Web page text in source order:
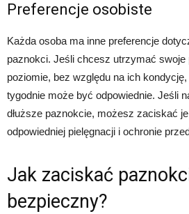
Preferencje osobiste
Każda osoba ma inne preferencje
paznokci. Jeśli chcesz utrzymać swoje
poziomie, bez względu na ich
tygodnie może być odpowiednie. Jeśli
dłuższe paznokcie, możesz zaciskać
odpowiedniej pielęgnacji i ochronie
Jak zaciskać
bezpieczny?